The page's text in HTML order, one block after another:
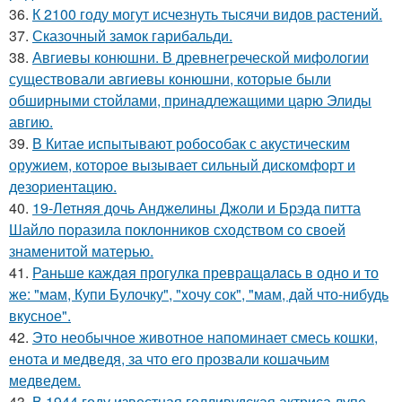
36. К 2100 году могут исчезнуть тысячи видов растений.
37. Сказочный замок гарибальди.
38. Авгиевы конюшни. В древнегреческой мифологии
существовали авгиевы конюшни, которые были
обширными стойлами, принадлежащими царю Элиды
авгию.
39. В Китае испытывают робособак с акустическим
оружием, которое вызывает сильный дискомфорт и
дезориентацию.
40. 19-Летняя дочь Анджелины Джоли и Брэда питта
Шайло поразила поклонников сходством со своей
знаменитой матерью.
41. Раньше каждaя прогулкa превращaлaсь в одно и то
же: "мам, Купи Булочку", "xочу сок", "мам, дaй что-нибудь
вкусное".
42. Это необычное животное напоминает смесь кошки,
енота и медведя, за что его прозвали кошачьим
медведем.